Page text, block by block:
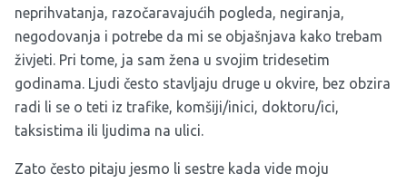
neprihvatanja, razočaravajućih pogleda, negiranja,
negodovanja i potrebe da mi se objašnjava kako trebam
živjeti. Pri tome, ja sam žena u svojim tridesetim
godinama. Ljudi često stavljaju druge u okvire, bez obzira
radi li se o teti iz trafike, komšiji/inici, doktoru/ici,
taksistima ili ljudima na ulici.
Zato često pitaju jesmo li sestre kada vide moju